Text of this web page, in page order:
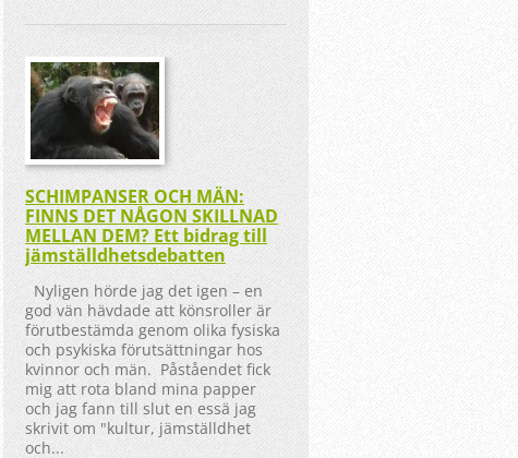
SCHIMPANSER OCH MÄN:
FINNS DET NÅGON SKILLNAD
MELLAN DEM? Ett bidrag till
jämställdhetsdebatten
Nyligen hörde jag det igen – en
god vän hävdade att könsroller är
förutbestämda genom olika fysiska
och psykiska förutsättningar hos
kvinnor och män. Påståendet fick
mig att rota bland mina papper
och jag fann till slut en essä jag
skrivit om "kultur, jämställdhet
och...